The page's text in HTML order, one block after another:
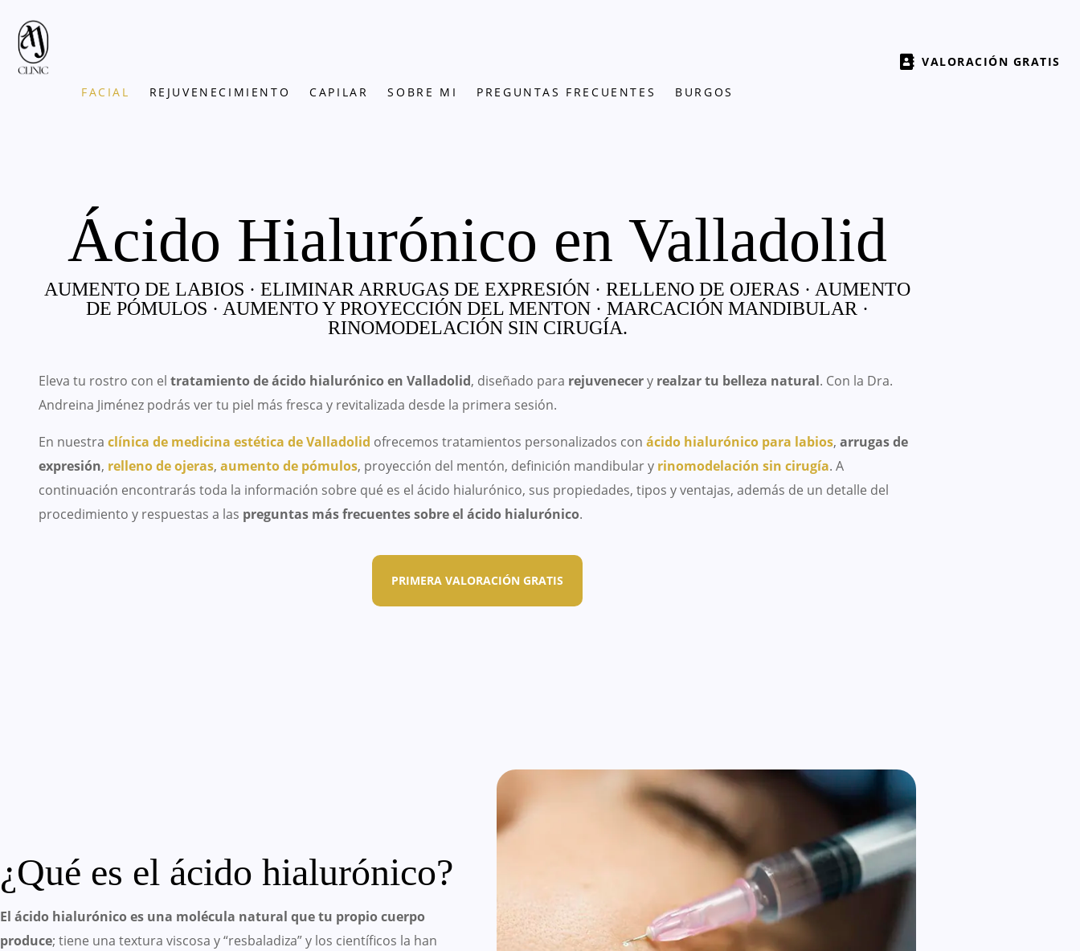
FACIAL REJUVENECIMIENTO CAPILAR SOBRE MI PREGUNTAS FRECUENTES BURGOS
VALORACIÓN GRATIS
Ácido Hialurónico en Valladolid
AUMENTO DE LABIOS · ELIMINAR ARRUGAS DE EXPRESIÓN · RELLENO DE OJERAS · AUMENTO
DE PÓMULOS · AUMENTO Y PROYECCIÓN DEL MENTON · MARCACIÓN MANDIBULAR ·
RINOMODELACIÓN SIN CIRUGÍA.
Eleva tu rostro con el tratamiento de ácido hialurónico en Valladolid, diseñado para rejuvenecery realzar tu belleza natural. Con la Dra.
Andreina Jiménez podrás ver tu piel más fresca y revitalizada desde la primera sesión.
En nuestra clínica de medicina estética de Valladolid ofrecemos tratamientos personalizados con ácido hialurónico para labios, arrugas de
expresión, relleno de ojeras, aumento de pómulos, proyección del mentón, definición mandibular y rinomodelación sin cirugía. A
continuación encontrarás toda la información sobre qué es el ácido hialurónico, sus propiedades, tipos y ventajas, además de un detalle del
procedimiento y respuestas a las preguntas más frecuentes sobre el ácido hialurónico.
PRIMERA VALORACIÓN GRATIS
¿Qué es el ácido hialurónico?
El ácido hialurónico es una molécula natural que tu propio cuerpo
produce; tiene una textura viscosa y “resbaladiza” y los científicos la han